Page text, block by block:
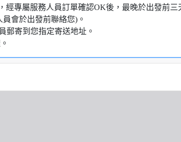
經專屬服務人員訂單確認OK後，最晚於出發前
會於出發前聯絡您)。
郵寄到您指定寄送地址。